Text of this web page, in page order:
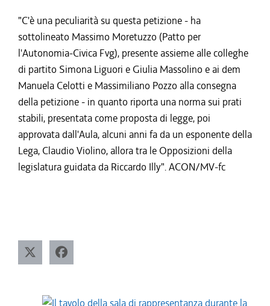
"C'è una peculiarità su questa petizione - ha
sottolineato Massimo Moretuzzo (Patto per
l'Autonomia-Civica Fvg), presente assieme alle colleghe
di partito Simona Liguori e Giulia Massolino e ai dem
Manuela Celotti e Massimiliano Pozzo alla consegna
della petizione - in quanto riporta una norma sui prati
stabili, presentata come proposta di legge, poi
approvata dall'Aula, alcuni anni fa da un esponente della
Lega, Claudio Violino, allora tra le Opposizioni della
legislatura guidata da Riccardo Illy". ACON/MV-fc